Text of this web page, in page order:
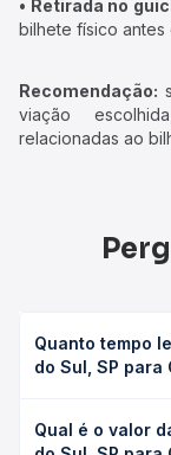
• Retirada no
bilhete físico antes
Recomendação:
viação
relacionadas ao
Quanto tempo
do Sul, SP para
SP leva em
Qual é o valor